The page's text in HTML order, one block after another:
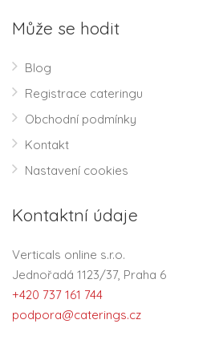
Může se hodit
Blog
Registrace cateringu
Obchodní podmínky
Kontakt
Nastavení cookies
Kontaktní údaje
Verticals online s.r.o.
Jednořadá 1123/37, Praha 6
+420 737 161 744
podpora@caterings.cz